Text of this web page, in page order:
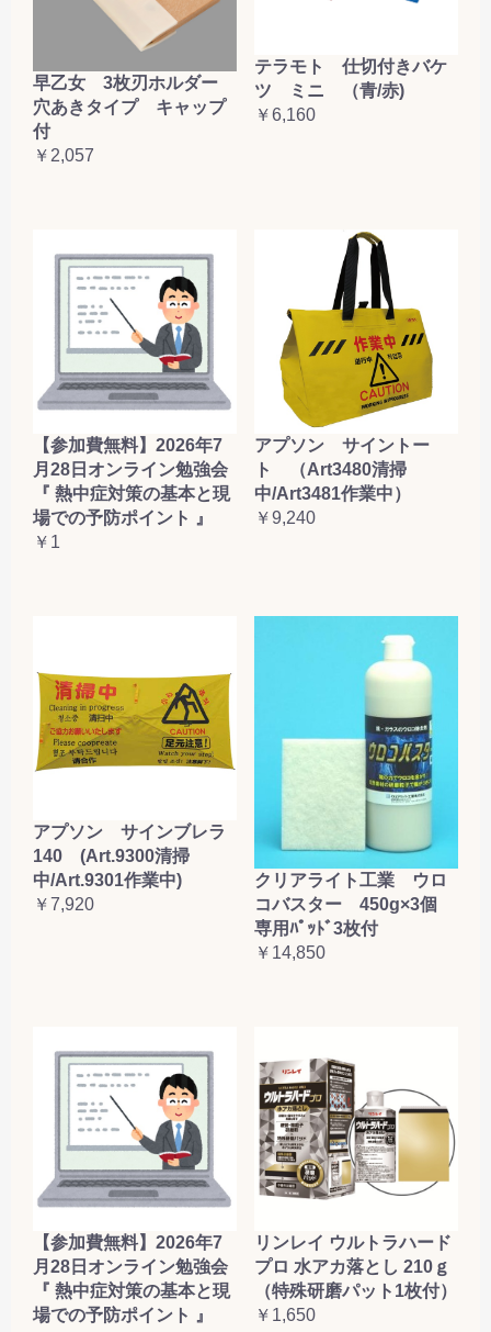
早乙女 3枚刃ホルダー
穴あきタイプ キャップ
付
￥2,057
テラモト 仕切付きバケ
ツ ミニ （青/赤)
￥6,160
【参加費無料】2026年7
月28日オンライン勉強会
『 熱中症対策の基本と現
場での予防ポイント 』
￥1
アプソン サイントー
ト （Art3480清掃
中/Art3481作業中）
￥9,240
アプソン サインブレラ
140 (Art.9300清掃
中/Art.9301作業中)
￥7,920
クリアライト工業 ウロ
コバスター 450g×3個
専用ﾊﾟｯﾄﾞ3枚付
￥14,850
【参加費無料】2026年7
月28日オンライン勉強会
『 熱中症対策の基本と現
場での予防ポイント 』
リンレイ ウルトラハード
プロ 水アカ落とし 210ｇ
（特殊研磨パット1枚付）
￥1,650